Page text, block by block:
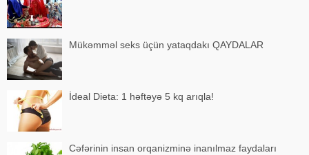
Mükəmməl seks üçün yataqdakı QAYDALAR
İdeal Dieta: 1 həftəyə 5 kq arıqla!
Cəfərinin insan orqanizminə inanılmaz faydaları